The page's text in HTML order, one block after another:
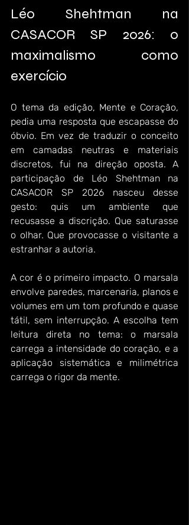
Léo Shehtman na
CASACOR SP 2026: o
maximalismo como
exercício
O tema da edição, Mente e Coração,
pedia uma resposta que escapasse do
óbvio. Em vez de traduzir o conceito
em camadas neutras e materiais
discretos, fui na direção oposta. A
participação de Léo Shehtman na
CASACOR SP 2026 nasceu desse
gesto: quis um ambiente que
recusasse a discrição. Que saturasse
o olhar. Que provocasse o visitante a
estranhar a autoria.
A cor é o primeiro impacto. O marsala
envolve paredes, marcenaria, planos e
volumes em um tom profundo e quase
tátil, sem interrupção. A escolha tem
leitura direta no tema: o marsala
carrega a intensidade do coração, e a
aplicação sistemática e milimétrica
carrega o rigor da mente.